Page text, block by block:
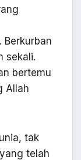
Berkurban
sekali.
bertemu
Allah
tak
telah